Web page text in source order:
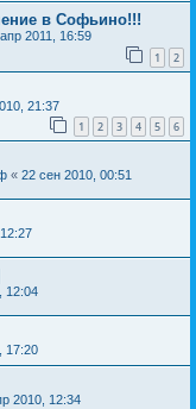
в Софьино!!!
2011, 16:59
1 2
21:37
1 2 3 4 5 6
« 22 сен 2010, 00:51
12:04
17:20
2010, 12:34